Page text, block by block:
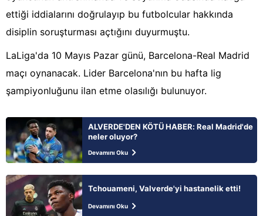
ettiği iddialarını doğrulayıp bu futbolcular hakkında
disiplin soruşturması açtığını duyurmuştu.
LaLiga'da 10 Mayıs Pazar günü, Barcelona-Real Madrid
maçı oynanacak. Lider Barcelona'nın bu hafta lig
şampiyonluğunu ilan etme olasılığı bulunuyor.
ALVERDE'DEN KÖTÜ HABER: Real Madrid'de
neler oluyor?
Devamını Oku
Tchouameni, Valverde'yi hastanelik etti!
Devamını Oku